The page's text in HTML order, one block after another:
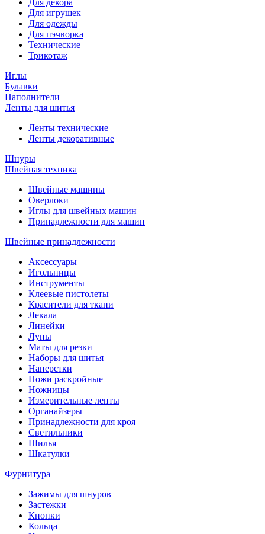
Для декора
Для игрушек
Для одежды
Для пэчворка
Технические
Трикотаж
Иглы
Булавки
Наполнители
Ленты для шитья
Ленты технические
Ленты декоративные
Шнуры
Швейная техника
Швейные машины
Оверлоки
Иглы для швейных машин
Принадлежности для машин
Швейные принадлежности
Аксессуары
Игольницы
Инструменты
Клеевые пистолеты
Красители для ткани
Лекала
Линейки
Лупы
Маты для резки
Наборы для шитья
Наперстки
Ножи раскройные
Ножницы
Измерительные ленты
Органайзеры
Принадлежности для кроя
Светильники
Шилья
Шкатулки
Фурнитура
Зажимы для шнуров
Застежки
Кнопки
Кольца